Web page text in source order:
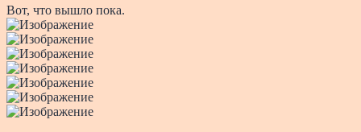
Вот, что вышло пока.